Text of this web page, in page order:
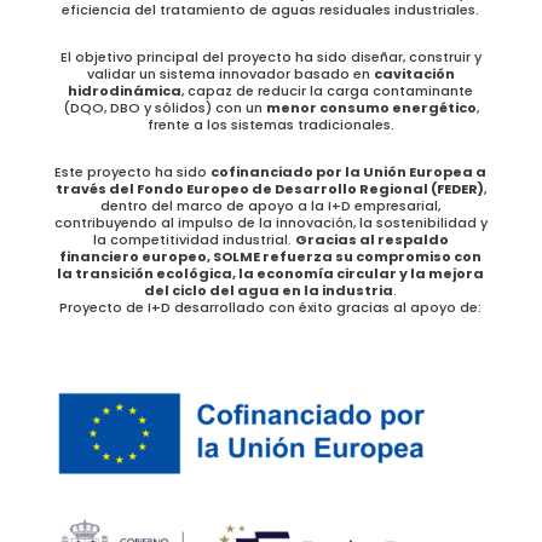
eficiencia del tratamiento de aguas residuales industriales.
El objetivo principal del proyecto ha sido diseñar, construir y
validar un sistema innovador basado en cavitación
hidrodinámica, capaz de reducir la carga contaminante
(DQO, DBO y sólidos) con un menor consumo energético,
frente a los sistemas tradicionales.
Este proyecto ha sido cofinanciado por la Unión Europea a
través del Fondo Europeo de Desarrollo Regional (FEDER),
dentro del marco de apoyo a la I+D empresarial,
contribuyendo al impulso de la innovación, la sostenibilidad y
la competitividad industrial. Gracias al respaldo
financiero europeo, SOLME refuerza su compromiso con
la transición ecológica, la economía circular y la mejora
del ciclo del agua en la industria.
Proyecto de I+D desarrollado con éxito gracias al apoyo de: